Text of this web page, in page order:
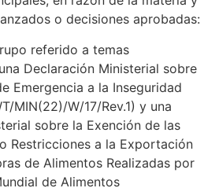
o decisiones aprobadas:
referido a temas
Declaración Ministerial sobre
Emergencia a la Inseguridad
MIN(22)/W/17/Rev.1) y una
sobre la Exención de las
Restricciones a la Exportación
de Alimentos Realizadas por
de Alimentos